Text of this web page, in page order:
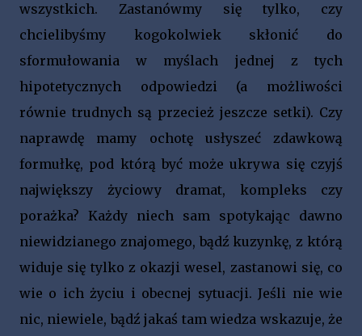
wszystkich. Zastanówmy się tylko, czy
chcielibyśmy kogokolwiek skłonić do
sformułowania w myślach jednej z tych
hipotetycznych odpowiedzi (a możliwości
równie trudnych są przecież jeszcze setki). Czy
naprawdę mamy ochotę usłyszeć zdawkową
formułkę, pod którą być może ukrywa się czyjś
największy życiowy dramat, kompleks czy
porażka? Każdy niech sam spotykając dawno
niewidzianego znajomego, bądź kuzynkę, z którą
widuje się tylko z okazji wesel, zastanowi się, co
wie o ich życiu i obecnej sytuacji. Jeśli nie wie
nic, niewiele, bądź jakaś tam wiedza wskazuje, że